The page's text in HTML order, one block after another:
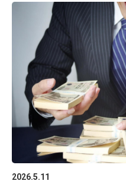
2026.5.11